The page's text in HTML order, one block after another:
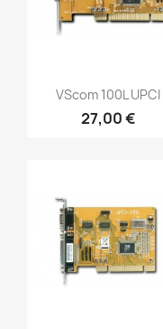
Vista rápida
VScom 100L UPCI
27,00 €